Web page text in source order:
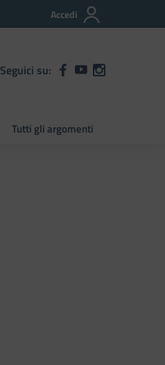
Accedi
Seguici su:
Tutti gli argomenti